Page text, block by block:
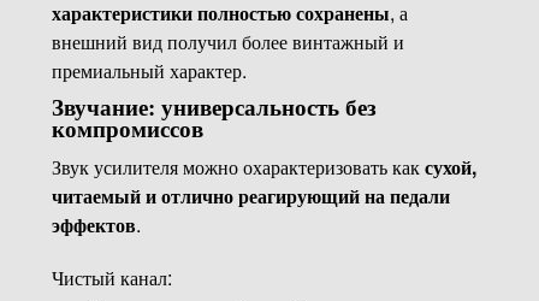
характеристики полностью сохранены, а
внешний вид получил более винтажный и
премиальный характер.
Звучание: универсальность без
компромиссов
Звук усилителя можно охарактеризовать каксухой,
читаемый и отлично реагирующий на педали
эффектов.
Чистый канал: